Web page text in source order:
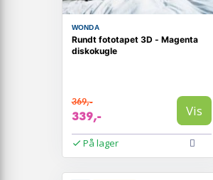
WONDA
Rundt fototapet 3D - Magenta
diskokugle
369,-
339,- Vis
På lager